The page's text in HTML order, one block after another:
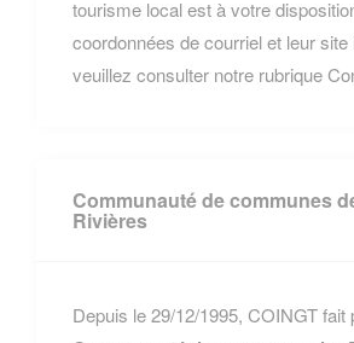
tourisme local est à votre
coordonnées de courriel et leur site
veuillez consulter notre rubrique
Communauté de communes
Rivières
Depuis le 29/12/1995, COINGT fait